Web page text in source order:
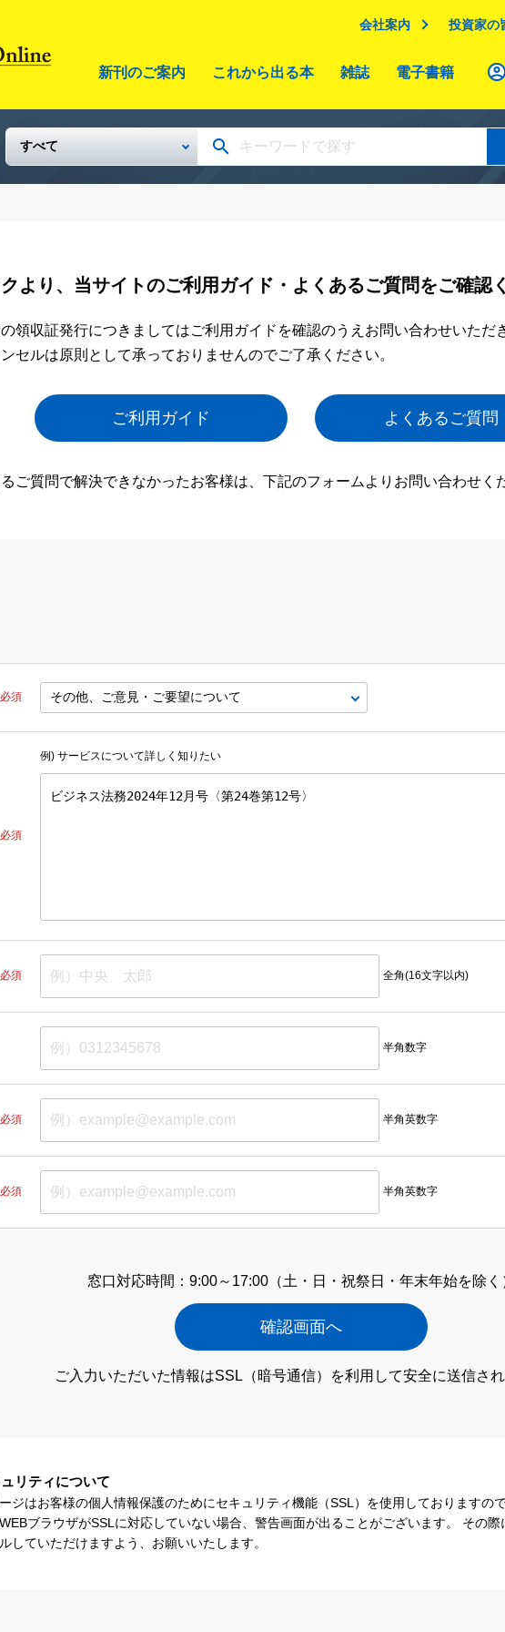
会社案内 投資家の
新刊のご案内 これから出る本 雑誌 電子書籍
より、当サイトのご利用ガイド・よくあるご質問をご確認
領収証発行につきましてはご利用ガイドを確認のうえお問い合わせいただ
セルは原則として承っておりませんのでご了承ください。
ご利用ガイド よくあるご質問
ご質問で解決できなかったお客様は、下記のフォームよりお問い合わせく
必須
必須
例) サービスについて詳しく知りたい
必須 全角(16文字以内)
半角数字
必須 半角英数字
必須 半角英数字
窓口対応時間：9:00～17:00（土・日・祝祭日・年末年始を除く
ご入力いただいた情報はSSL（暗号通信） を利用して安全に送信さ
リティについて
ジはお客様の個人情報保護のためにセキュリティ機能（SSL）を使用しておりますの
ブラウザがSSLに対応していない場合、警告画面が出ることがございます。 その
していただけますよう、お願いいたします。